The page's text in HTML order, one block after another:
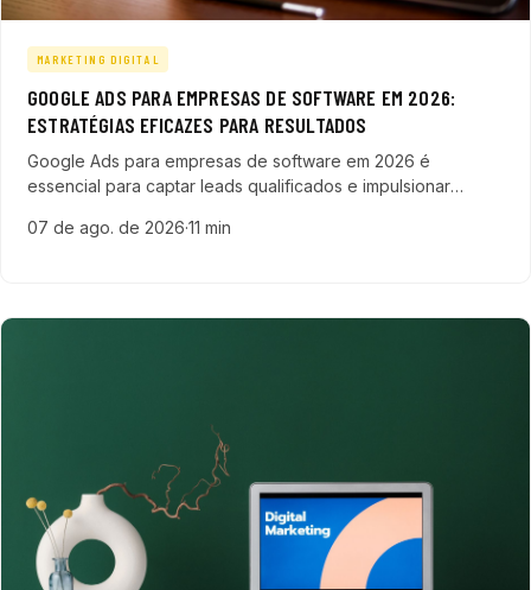
MARKETING DIGITAL
GOOGLE ADS PARA EMPRESAS DE SOFTWARE EM 2026:
ESTRATÉGIAS EFICAZES PARA RESULTADOS
Google Ads para empresas de software em 2026 é
essencial para captar leads qualificados e impulsionar
segmentação precisa.
07 de ago. de 2026·11 min